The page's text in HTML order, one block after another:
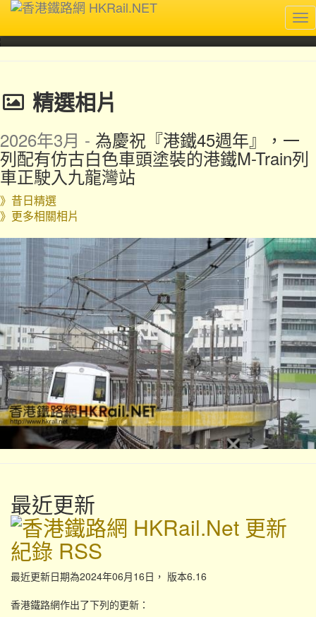
精選相片
2026年3月 - 為慶祝『港鐵45週年』，一
列配有仿古白色車頭塗裝的港鐵M-Train列
車正駛入九龍灣站
》昔日精選
》更多相關相片
最近更新
最近更新日期為2024年06月16日， 版本6.16
香港鐵路網作出了下列的更新：